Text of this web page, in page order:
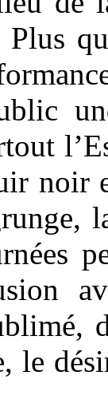
noir
le